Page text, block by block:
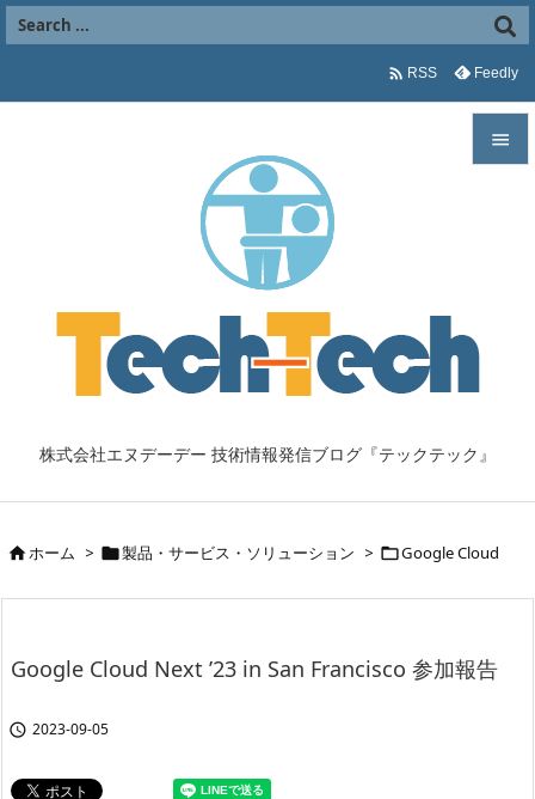
株式会社エヌデーデー 技術情報発信ブログ『テックテック』

 RSS Feedly
ホーム > 製品・サービス・ソリューション > Google Cloud
Google Cloud Next ’23 in San Francisco 参加報告
 2023-09-05